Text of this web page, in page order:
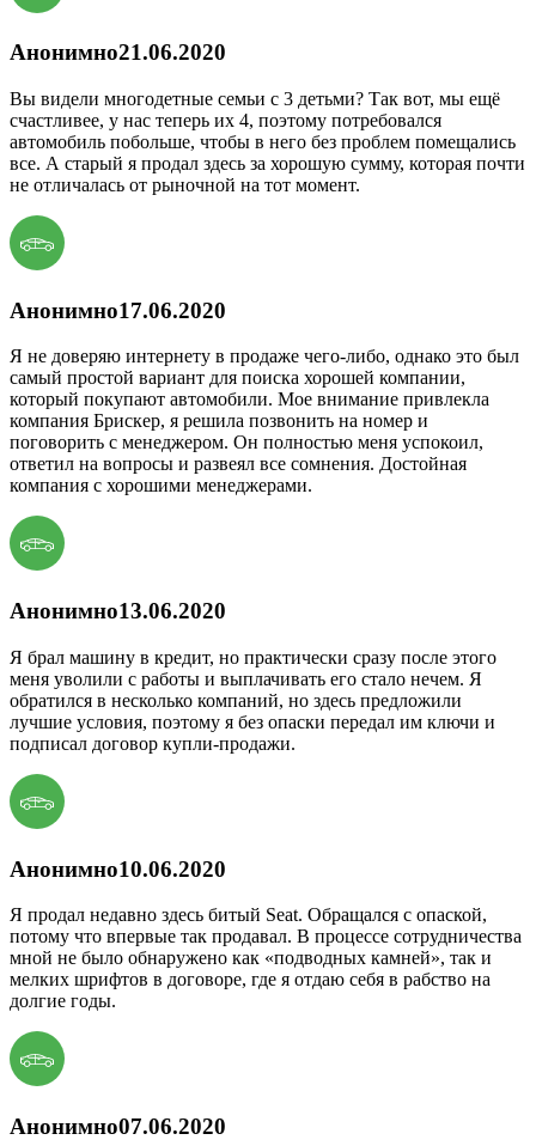
Анонимно21.06.2020
Вы видели многодетные семьи с 3 детьми? Так вот, мы ещё
счастливее, у нас теперь их 4, поэтому потребовался
автомобиль побольше, чтобы в него без проблем помещались
все. А старый я продал здесь за хорошую сумму, которая почти
не отличалась от рыночной на тот момент.
Анонимно17.06.2020
Я не доверяю интернету в продаже чего-либо, однако это был
самый простой вариант для поиска хорошей компании,
который покупают автомобили. Мое внимание привлекла
компания Брискер, я решила позвонить на номер и
поговорить с менеджером. Он полностью меня успокоил,
ответил на вопросы и развеял все сомнения. Достойная
компания с хорошими менеджерами.
Анонимно13.06.2020
Я брал машину в кредит, но практически сразу после этого
меня уволили с работы и выплачивать его стало нечем. Я
обратился в несколько компаний, но здесь предложили
лучшие условия, поэтому я без опаски передал им ключи и
подписал договор купли-продажи.
Анонимно10.06.2020
Я продал недавно здесь битый Seat. Обращался с опаской,
потому что впервые так продавал. В процессе сотрудничества
мной не было обнаружено как «подводных камней», так и
мелких шрифтов в договоре, где я отдаю себя в рабство на
долгие годы.
Анонимно07.06.2020